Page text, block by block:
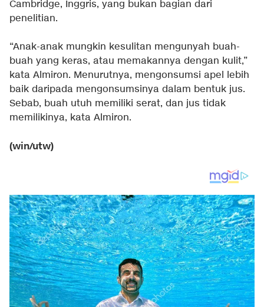
Cambridge, Inggris, yang bukan bagian dari
penelitian.
“Anak-anak mungkin kesulitan mengunyah buah-
buah yang keras, atau memakannya dengan kulit,”
kata Almiron. Menurutnya, mengonsumsi apel lebih
baik daripada mengonsumsinya dalam bentuk jus.
Sebab, buah utuh memiliki serat, dan jus tidak
memilikinya, kata Almiron.
(win/utw)